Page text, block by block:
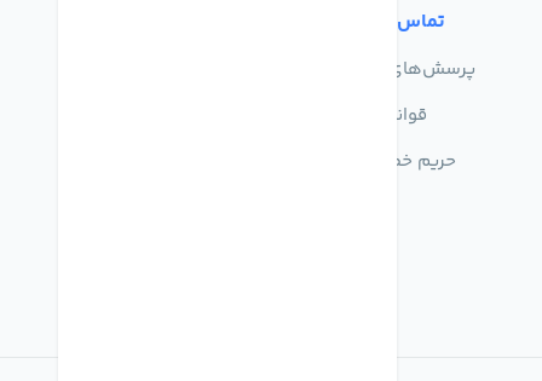
تماس با ما
پرسش‌های متداول
قوانین
حریم خصوصی